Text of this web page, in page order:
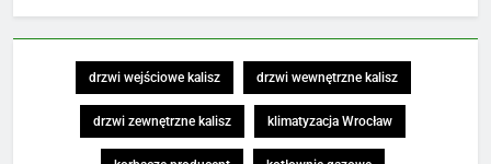
drzwi wejściowe kalisz drzwi wewnętrzne kalisz
drzwi zewnętrzne kalisz klimatyzacja Wrocław